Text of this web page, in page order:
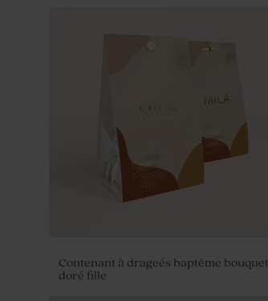
Contenant à drageés baptême bouquet
doré fille